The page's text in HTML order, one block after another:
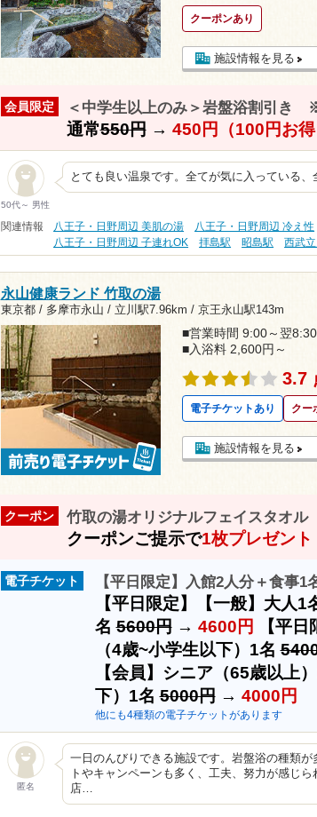
クーポンあり
施設情報を見る
会員限定 ＜中学生以上のみ＞岩盤浴割引き
通常550円→ 450円（100円お得
50代～ 男性
とても良い温泉です。全てが気に入っている、
関連情報 八王子・日野周辺 美肌の湯 八王子・日野周辺 冷え性
八王子・日野周辺 子連れOK
拝島駅 昭島駅 西武
永山健康ランド 竹取の湯
東京都 / 多摩市永山 / 立川駅7.96km / 京王永山駅143m
■営業時間 9:00～翌8:30
■入浴料 2,600円～
3.7
電子チケットあり クー
施設情報を見る
クーポン 竹取の湯オリジナルフェイスタオル
クーポンご提示で1枚プレゼント
電子チケット 【平日限定】入館2人分＋食事
【平日限定】【一般】大人
名5600円→ 4600円
【平
（4歳~小学生以下）1名
【会員】シニア（65歳以上
下）1名5000円→ 4000円
他にも4種類の電子チケットがあります
匿名
一日のんびりできる施設です。岩盤浴の種類
トやキャンペーンも多く、工夫、努力が感じ
店…